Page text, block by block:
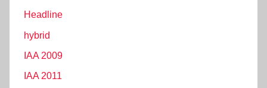
Headline
hybrid
IAA 2009
IAA 2011